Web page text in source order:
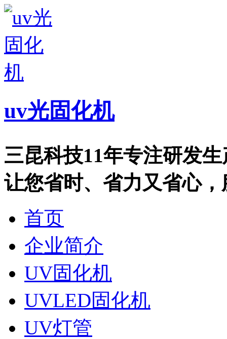
uv光固化机
三昆科技11年专注研发
让您省时、省力又省心，
首页
企业简介
UV固化机
UVLED固化机
UV灯管